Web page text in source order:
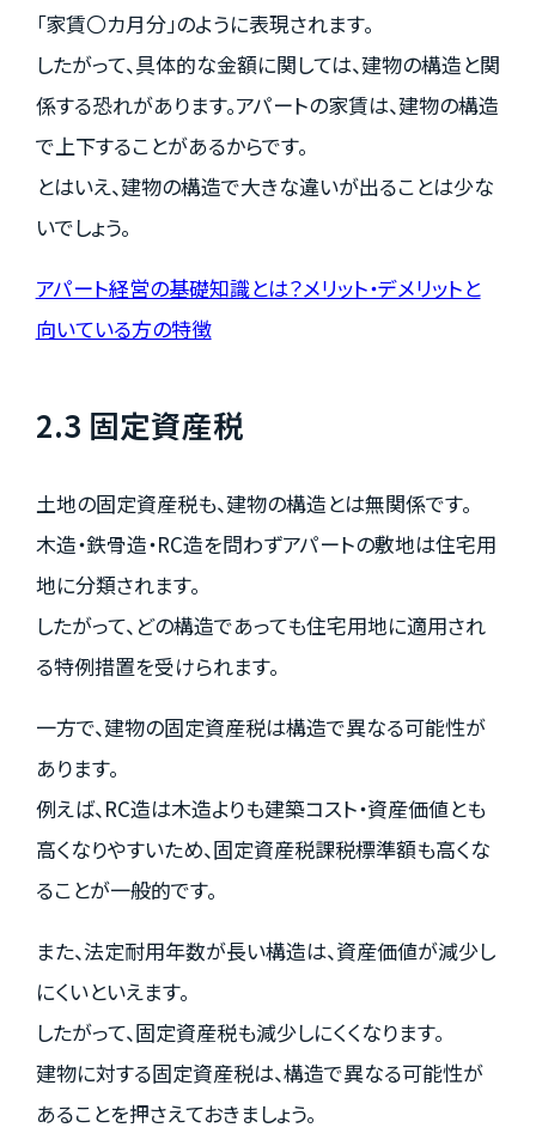
「家賃〇カ月分」のように表現されます。
したがって、具体的な金額に関しては、建物の構造と関
係する恐れがあります。アパートの家賃は、建物の構造
で上下することがあるからです。
とはいえ、建物の構造で大きな違いが出ることは少な
いでしょう。
アパート経営の基礎知識とは？メリット・デメリットと
向いている方の特徴
2.3 固定資産税
土地の固定資産税も、建物の構造とは無関係です。
木造・鉄骨造・RC造を問わずアパートの敷地は住宅用
地に分類されます。
したがって、どの構造であっても住宅用地に適用され
る特例措置を受けられます。
一方で、建物の固定資産税は構造で異なる可能性が
あります。
例えば、RC造は木造よりも建築コスト・資産価値とも
高くなりやすいため、固定資産税課税標準額も高くな
ることが一般的です。
また、法定耐用年数が長い構造は、資産価値が減少し
にくいといえます。
したがって、固定資産税も減少しにくくなります。
建物に対する固定資産税は、構造で異なる可能性が
あることを押さえておきましょう。